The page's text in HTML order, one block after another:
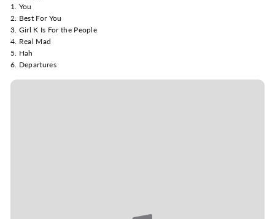
1. You
2. Best For You
3. Girl K Is For the People
4. Real Mad
5. Hah
6. Departures